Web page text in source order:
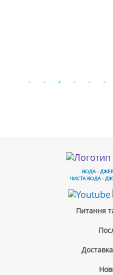
ВОДА -
ЧИСТА ВОДА -
Питання